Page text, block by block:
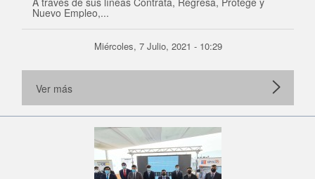
Nuevo Empleo,...
Miércoles, 7 Julio, 2021 - 10:29
Ver más